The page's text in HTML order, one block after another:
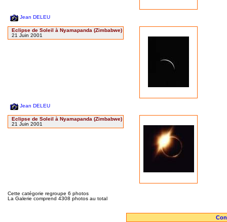
Jean DELEU
Eclipse de Soleil à Nyamapanda (Zimbabwe)
21 Juin 2001
Jean DELEU
Eclipse de Soleil à Nyamapanda (Zimbabwe)
21 Juin 2001
Cette catégorie regroupe 6 photos
La Galerie comprend 4308 photos au total